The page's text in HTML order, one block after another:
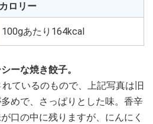
カロリー
100gあたり164kcal
ーな焼き餃子。
ているのもので、上記写真は旧
めで、さっぱりとした味。香辛
口の中に残りますが、にんにく